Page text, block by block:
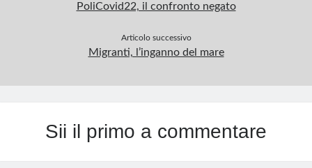
PoliCovid22, il confronto negato
Articolo successivo
Migranti, l’inganno del mare
Sii il primo a commentare